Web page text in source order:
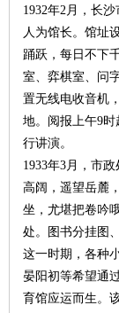
1932年2月，长
人为馆长。馆址
踊跃，每日不下
室、弈棋室、问
置无线电收音机
地。阅报上午9
行讲演。
1933年3月，市
高阔，遥望岳麓
坐，尤堪把卷吟
处。图书分挂图
这一时期，各种
晏阳初等希望通
育馆应运而生。